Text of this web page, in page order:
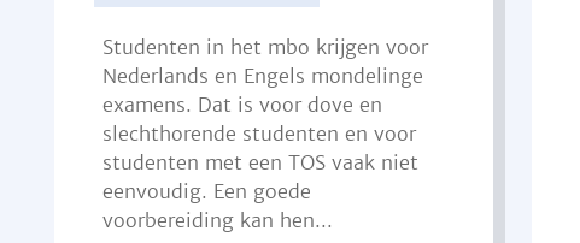
Studenten in het mbo krijgen voor
Nederlands en Engels mondelinge
examens. Dat is voor dove en
slechthorende studenten en voor
studenten met een TOS vaak niet
eenvoudig. Een goede
voorbereiding kan hen...